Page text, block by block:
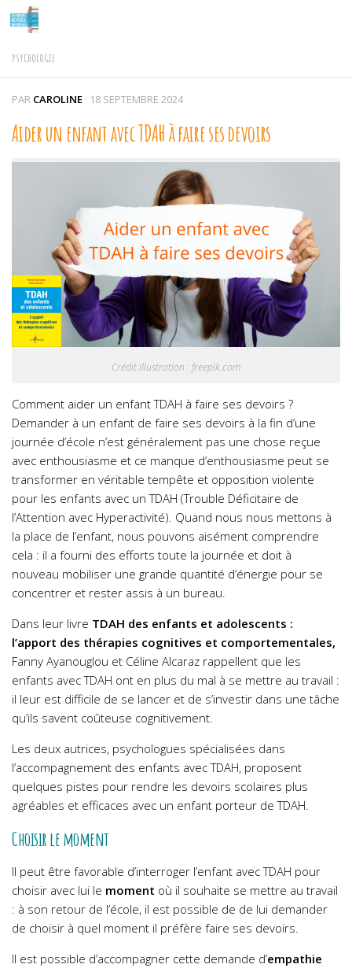
Skip to content
PSYCHOLOGIE
PAR CAROLINE · 18 SEPTEMBRE 2024
Aider un enfant avec TDAH à faire ses devoirs
Crédit illustration : freepik.com
Comment aider un enfant TDAH à faire ses devoirs ?
Demander à un enfant de faire ses devoirs à la fin d’une
journée d’école n’est généralement pas une chose reçue
avec enthousiasme et ce manque d’enthousiasme peut se
transformer en véritable tempête et opposition violente
pour les enfants avec un TDAH (Trouble Déficitaire de
l’Attention avec Hyperactivité). Quand nous nous mettons à
la place de l’enfant, nous pouvons aisément comprendre
cela : il a fourni des efforts toute la journée et doit à
nouveau mobiliser une grande quantité d’énergie pour se
concentrer et rester assis à un bureau.
Dans leur livre TDAH des enfants et adolescents :
l’apport des thérapies cognitives et comportementales,
Fanny Ayanouglou et Céline Alcaraz rappellent que les
enfants avec TDAH ont en plus du mal à se mettre au travail :
il leur est difficile de se lancer et de s’investir dans une tâche
qu’ils savent coûteuse cognitivement.
Les deux autrices, psychologues spécialisées dans
l’accompagnement des enfants avec TDAH, proposent
quelques pistes pour rendre les devoirs scolaires plus
agréables et efficaces avec un enfant porteur de TDAH.
Choisir le moment
Il peut être favorable d’interroger l’enfant avec TDAH pour
choisir avec lui le moment où il souhaite se mettre au travail
: à son retour de l’école, il est possible de de lui demander
de choisir à quel moment il préfère faire ses devoirs.
Il est possible d’accompagner cette demande d’empathie